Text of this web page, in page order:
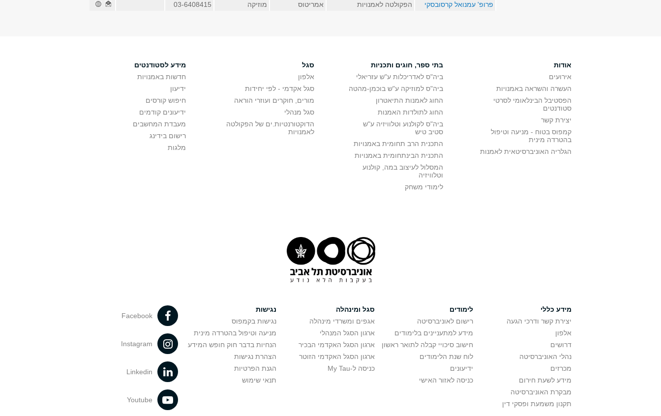
פרופ' עמנואל קרסובסקי
הפקולטה לאמנויות אמריטוס מוזיקה 03-6408415
אודות
אירועים
העשרה והשראה באמנויות
הפסטיבל הבינלאומי לסרטי
סטודנטים
יצירת קשר
קמפוס בטוח - מניעה וטיפול
בהטרדה מינית
הגלריה האוניברסיטאית לאמנות
בתי ספר, חוגים ותכניות
ביה"ס לאדריכלות ע"ש עזריאלי
ביה"ס למוזיקה ע"ש בוכמן-מהטה
החוג לאמנות התיאטרון
החוג לתולדות האמנות
ביה"ס לקולנוע וטלוויזיה ע"ש
סטיב טיש
התכנית הרב תחומית באמנויות
התכנית הבינתחומית באמנויות
המסלול לעיצוב במה, קולנוע
וטלוויזיה
לימודי משחק
סגל
אלפון
סגל אקדמי - לפי יחידות
מורים, חוקרים ועוזרי הוראה
סגל מנהלי
הדוקטורנטיות.ים של הפקולטה
לאמנויות
מידע לסטודנטים
חדשות באמנויות
ידיעון
חיפוש קורסים
ידיעונים קודמים
מעבדת המחשבים
רישום בידינג
מלגות
מידע כללי
יצירת קשר ודרכי הגעה
אלפון
דרושים
נהלי האוניברסיטה
מכרזים
מידע לשעת חירום
מבקרת האוניברסיטה
תקנון משמעת ופסקי דין
לימודים
רישום לאוניברסיטה
מידע למתעניינים בלימודים
חישוב סיכויי קבלה לתואר ראשון
לוח שנת הלימודים
ידיעונים
כניסה לאזור האישי
סגל ומינהלה
אגפים ומשרדי מינהלה
ארגון הסגל המנהלי
ארגון הסגל האקדמי הבכיר
ארגון הסגל האקדמי הזוטר
כניסה ל-My Tau
נגישות
נגישות בקמפוס
מניעה וטיפול בהטרדה מינית
הנחיות בדבר חוק חופש המידע
הצהרת נגישות
הגנת הפרטיות
תנאי שימוש
Facebook
Instagram
Linkedin
Youtube